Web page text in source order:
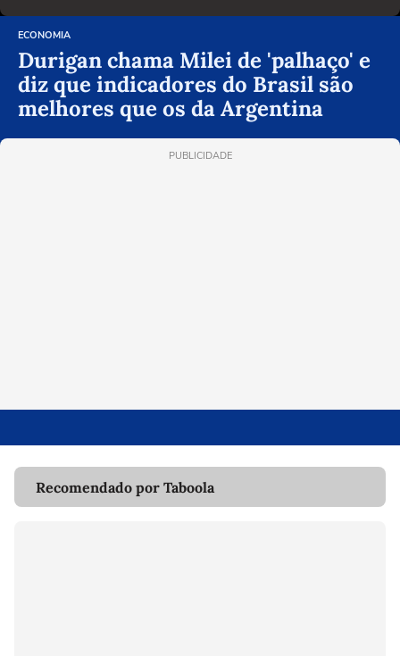
ECONOMIA
Durigan chama Milei de 'palhaço' e
diz que indicadores do Brasil são
melhores que os da Argentina
PUBLICIDADE
Recomendado por Taboola